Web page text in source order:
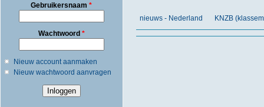
Gebruikersnaam*
Wachtwoord *
Nieuw account aanmaken
Nieuw wachtwoord aanvragen
nieuws - Nederland KNZB